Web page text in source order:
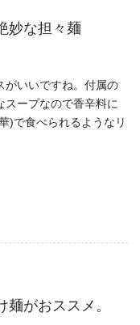
妙な担々麺
がいいですね。付属の
スープなので香辛料に
)で食べられるようなリ
がおススメ。